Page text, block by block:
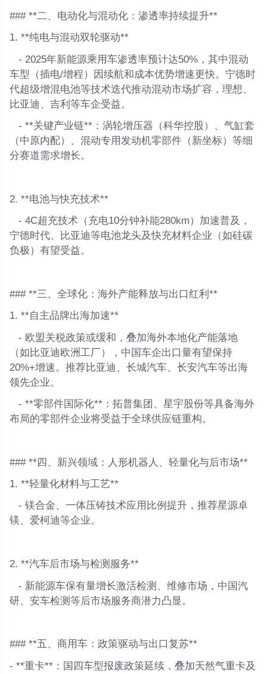
### **二、电动化与混动化：渗透率持续提升**
1. **纯电与混动双轮驱动**
- 2025年新能源乘用车渗透率预计达50%，其中混动
车型（插电/增程）因续航和成本优势增速更快。宁德时
代超级增混电池等技术迭代推动混动市场扩容，理想、
比亚迪、吉利等车企受益。
- **关键产业链**：涡轮增压器（科华控股）、气缸套
（中原内配）、混动专用发动机零部件（新坐标）等细
分赛道需求增长。
2. **电池与快充技术**
- 4C超充技术（充电10分钟补能280km）加速普及，
宁德时代、比亚迪等电池龙头及快充材料企业（如硅碳
负极）有望受益。
### **三、全球化：海外产能释放与出口红利**
1. **自主品牌出海加速**
- 欧盟关税政策或缓和，叠加海外本地化产能落地
（如比亚迪欧洲工厂），中国车企出口量有望保持
20%+增速。推荐比亚迪、长城汽车、长安汽车等出海
领先企业。
- **零部件国际化**：拓普集团、星宇股份等具备海外
布局的零部件企业将受益于全球供应链重构。
### **四、新兴领域：人形机器人、轻量化与后市场**
1. **轻量化材料与工艺**
- 镁合金、一体压铸技术应用比例提升，推荐星源卓
镁、爱柯迪等企业。
2. **汽车后市场与检测服务**
- 新能源车保有量增长激活检测、维修市场，中国汽
研、安车检测等后市场服务商潜力凸显。
### **五、商用车：政策驱动与出口复苏**
- **重卡**：国四车型报废政策延续，叠加天然气重卡及